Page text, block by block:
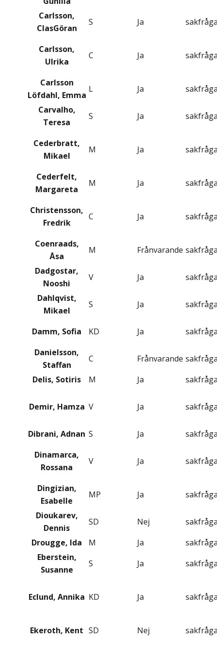
Carlsson,
ClasGöran
S Ja
Carlsson,
Ulrika
C Ja
Carlsson
Löfdahl, Emma
L Ja
Carvalho,
Teresa
S Ja
Cederbratt,
Mikael
M Ja
Cederfelt,
Margareta
M Ja
Christensson,
Fredrik
C Ja
Coenraads,
Åsa
M Frånvarande
Dadgostar,
Nooshi
V Ja
Dahlqvist,
Mikael
S Ja
Damm, Sofia KD Ja
Danielsson,
Staffan
C Frånvarande
Delis, Sotiris
M Ja
Demir, Hamza V Ja
Dibrani, Adnan S Ja
Dinamarca,
Rossana
V Ja
Dingizian,
Esabelle
MP Ja
Dioukarev,
Dennis
SD Nej
Drougge, Ida
M Ja
Eberstein,
Susanne
S Ja
Eclund, Annika KD Ja
Ekeroth, Kent SD Nej